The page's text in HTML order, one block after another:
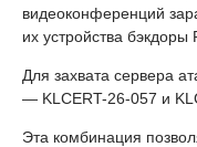
видеоконференций
их устройства
Для захвата сервера
— KLCERT-26-057 и
Эта комбинация